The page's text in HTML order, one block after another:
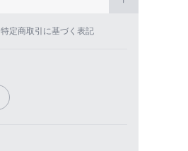
特定商取引に基づく表記